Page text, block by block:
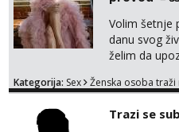
Volim šetnje
danu svog
želim da
na link ispod
Kategorija: Sex Ženska osoba
Trazi se